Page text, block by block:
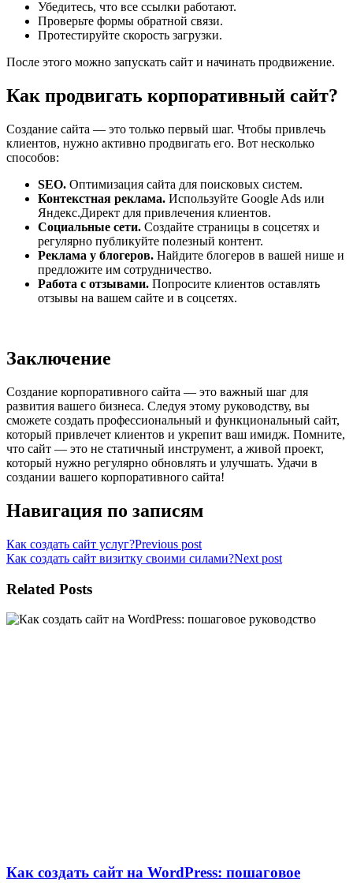
Убедитесь, что все ссылки работают.
Проверьте формы обратной связи.
Протестируйте скорость загрузки.
После этого можно запускать сайт и начинать продвижение.
Как продвигать корпоративный сайт?
Создание сайта — это только первый шаг. Чтобы привлечь
клиентов, нужно активно продвигать его. Вот несколько
способов:
SEO. Оптимизация сайта для поисковых систем.
Контекстная реклама. Используйте Google Ads или
Яндекс.Директ для привлечения клиентов.
Социальные сети. Создайте страницы в соцсетях и
регулярно публикуйте полезный контент.
Реклама у блогеров. Найдите блогеров в вашей нише и
предложите им сотрудничество.
Работа с отзывами. Попросите клиентов оставлять
отзывы на вашем сайте и в соцсетях.
Заключение
Создание корпоративного сайта — это важный шаг для
развития вашего бизнеса. Следуя этому руководству, вы
сможете создать профессиональный и функциональный сайт,
который привлечет клиентов и укрепит ваш имидж. Помните,
что сайт — это не статичный инструмент, а живой проект,
который нужно регулярно обновлять и улучшать. Удачи в
создании вашего корпоративного сайта!
Навигация по записям
Как создать сайт услуг?Previous post
Как создать сайт визитку своими силами?Next post
Related Posts
Как создать сайт на WordPress: пошаговое